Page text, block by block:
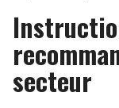
secteur